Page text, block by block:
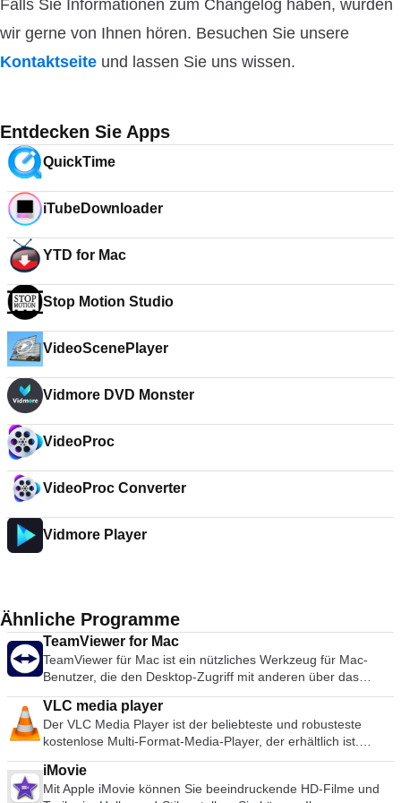
Falls Sie Informationen zum Changelog haben, würden
wir gerne von Ihnen hören. Besuchen Sie unsere
Kontaktseite und lassen Sie uns wissen.
Entdecken Sie Apps
QuickTime
iTubeDownloader
YTD for Mac
Stop Motion Studio
VideoScenePlayer
Vidmore DVD Monster
VideoProc
VideoProc Converter
Vidmore Player
Ähnliche Programme
TeamViewer for Mac
TeamViewer für Mac ist ein nützliches Werkzeug für Mac-
Benutzer, die den Desktop-Zugriff mit anderen über das
Internet teilen möchten. Früher ein Werkzeug, das
hauptsächlich von Technikern zur Behebung von Problemen
auf Host-Computern verwendet wurde, wird TeamViewer
heute von Millionen von Anwendern genutzt, um Bildschirme
gemeinsam zu nutzen, auf entfernte Computer zuzugreifen,
zu trainieren und sogar virtuelle Besprechungen
durchzuführen. TeamViewer stellt innerhalb weniger
VLC media player
Der VLC Media Player ist der beliebteste und robusteste
kostenlose Multi-Format-Media-Player, der erhältlich ist.
Seine Popularität wurde durch Kompatibilitäts- und Codec-
Probleme gefördert, die konkurrierende Medienplayer wie
QuickTime, itunes und RealPlayer für viele populäre Video-
iMovie
Mit Apple iMovie können Sie beeindruckende HD-Filme und